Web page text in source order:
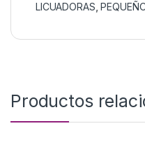
LICUADORAS ,
Productos